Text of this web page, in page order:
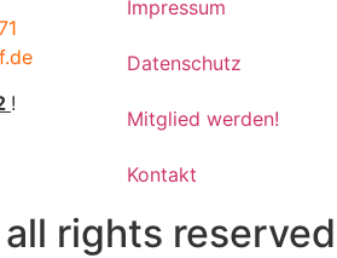
!
Impressum
Datenschutz
Mitglied werden!
Kontakt
rights